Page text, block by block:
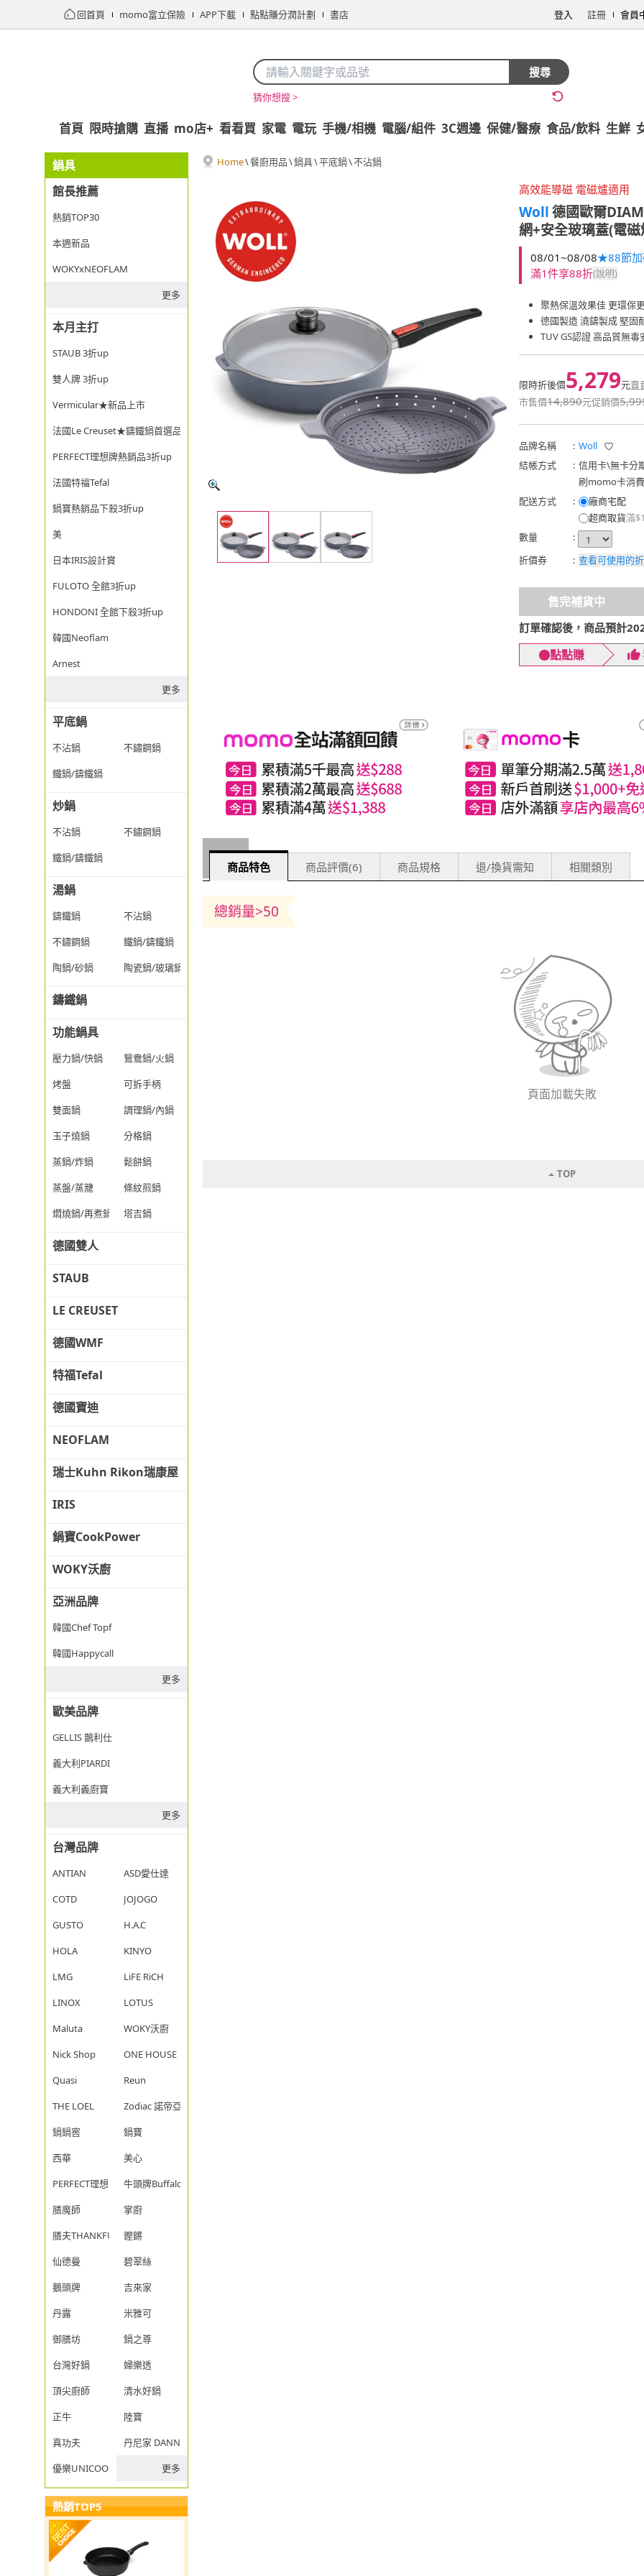
回首頁 momo富立保險 APP下載 點點賺分潤計劃 書店 登入 註冊 會員
搜尋
猜你想搜 >
首頁 限時搶購 直播 mo店+ 看看買 家電 電玩 手機/相機 電腦/組件 3C週邊 保健/醫療 食品/飲料 生鮮
鍋具
館長推薦
熱銷TOP30
本週新品
WOKYxNEOFLAM
更多
本月主打
STAUB 3折up
雙人牌 3折up
Vermicular★新品上市
法國Le Creuset★鑄鐵鍋首選品牌
PERFECT理想牌熱銷品3折up
法國特福Tefal
鍋寶熱銷品下殺3折up
美
日本IRIS設計賞
FULOTO 全館3折up
HONDONI 全館下殺3折up
韓國Neoflam
Arnest
更多
平底鍋
不沾鍋
不鏽鋼鍋
鐵鍋/鑄鐵鍋
炒鍋
不沾鍋
不鏽鋼鍋
鐵鍋/鑄鐵鍋
湯鍋
鑄鐵鍋
不沾鍋
不鏽鋼鍋
鐵鍋/鑄鐵鍋
陶鍋/砂鍋
陶瓷鍋/玻璃鍋/透明鍋
鑄鐵鍋
功能鍋具
壓力鍋/快鍋
鴛鴦鍋/火鍋
烤盤
可拆手柄
雙面鍋
調理鍋/內鍋
玉子燒鍋
分格鍋
蒸鍋/炸鍋
鬆餅鍋
蒸盤/蒸籠
條紋煎鍋
燜燒鍋/再煮鍋
塔吉鍋
德國雙人
STAUB
LE CREUSET
德國WMF
特福Tefal
德國寶迪
NEOFLAM
瑞士Kuhn Rikon瑞康屋
IRIS
鍋寶CookPower
WOKY沃廚
亞洲品牌
韓國Chef Topf
韓國Happycall
更多
歐美品牌
GELLIS 鵲利仕
義大利PIARDI
義大利義廚寶
更多
台灣品牌
ANTIAN
ASD愛仕達
COTD
JOJOGO
GUSTO
H.A.C
HOLA
KINYO
LMG
LiFE RiCH
LINOX
LOTUS
Maluta
WOKY沃廚
Nick Shop
ONE HOUSE
Quasi
Reun
THE LOEL
Zodiac 諾帝亞
鍋鍋窖
鍋寶
西華
美心
PERFECT理想
牛頭牌Buffalo
膳魔師
掌廚
膳夫THANKFUL
鏗鏘
仙德曼
碧翠絲
鵝頭牌
吉來家
丹露
米雅可
御膳坊
鍋之尊
台灣好鍋
婦樂透
頂尖廚師
清水好鍋
正牛
陸寶
真功夫
丹尼家 DANNY JIA
優樂UNICOOK
更多
熱銷TOP5
Home\餐廚用品\鍋具\平底鍋\不沾鍋
高效能導磁 電磁爐適用
Woll德國歐爾
網+安全玻璃蓋(電
08/01~08/08★88節
滿1件享88折(說明)
聚熱保溫效果佳 更環保
德國製造 澆鑄製成 堅固
TUV GS認證 高品質無毒
限時折後價5,279元賣
市售價14,890元促銷價
品牌名稱 : Woll
結帳方式
: 信用卡\無卡分
刷momo卡消
配送方式
:
廠商宅配
超商取貨滿
數量
:
折價券
: 查看可使用的
售完補貨中
訂單確認後，商品預計
點點賺
商品特色 商品評價(6) 商品規格 退/換貨需知 相關類別
總銷量>50
頁面加載失敗
TOP